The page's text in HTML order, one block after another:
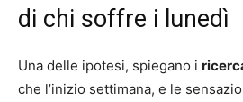
di chi soffre i lunedì
Una delle ipotesi, spiegano i
che l’inizio settimana, e le